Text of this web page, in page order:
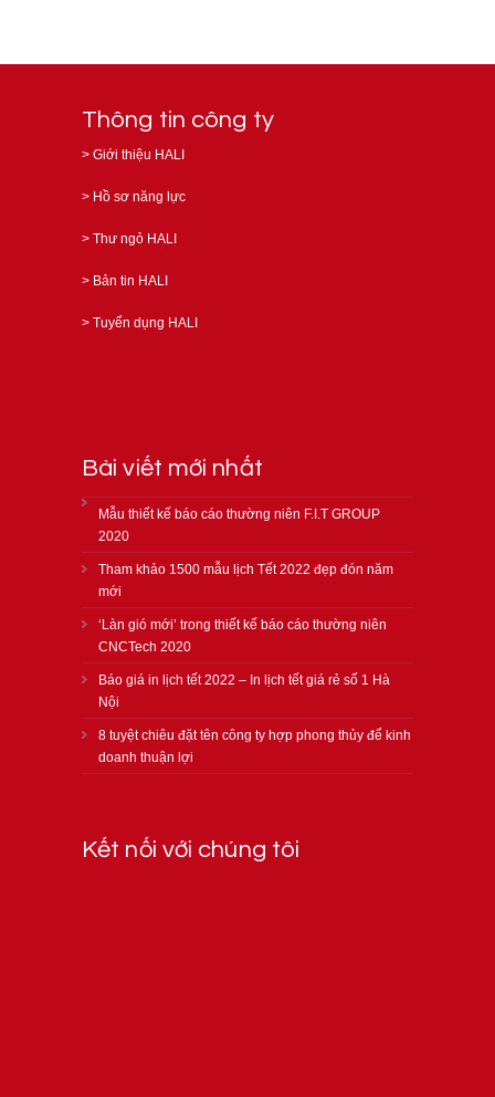
Thông tin công ty
> Giới thiệu HALI
> Hồ sơ năng lực
> Thư ngỏ HALI
> Bản tin HALI
> Tuyển dụng HALI
Bài viết mới nhất
Mẫu thiết kế báo cáo thường niên F.I.T GROUP
2020
Tham khảo 1500 mẫu lịch Tết 2022 đẹp đón năm
mới
‘Làn gió mới’ trong thiết kế báo cáo thường niên
CNCTech 2020
Báo giá in lịch tết 2022 – In lịch tết giá rẻ số 1 Hà
Nội
8 tuyệt chiêu đặt tên công ty hợp phong thủy để kinh
doanh thuận lợi
Kết nối với chúng tôi